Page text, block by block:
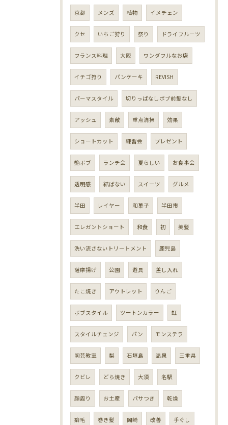
京都 メンズ 植物 イメチェン
クセ いちご狩り 祭り ドライフルーツ
フランス料理 大阪 ワンダフルなお店
イチゴ狩り パンケーキ REVISH
パーマスタイル 切りっぱなしボブ前髪なし
アッシュ 素敵 重点清掃 効果
ショートカット 練習会 プレゼント
艶ボブ ランチ会 夏らしい お食事会
透明感 結ばない スイーツ グルメ
半田 レイヤー 和菓子 半田市
エレガントショート 和食 初 美髪
洗い流さないトリートメント 鹿児島
薩摩揚げ 公園 遊具 差し入れ
たこ焼き アウトレット りんご
ボブスタイル ツートンカラー 虹
スタイルチェンジ パン モンステラ
陶芸教室 梨 石垣島 温泉 三重県
クビレ どら焼き 大須 名駅
顔周り お土産 パサつき 乾燥
癖毛 巻き髪 岡崎 改善 手ぐし